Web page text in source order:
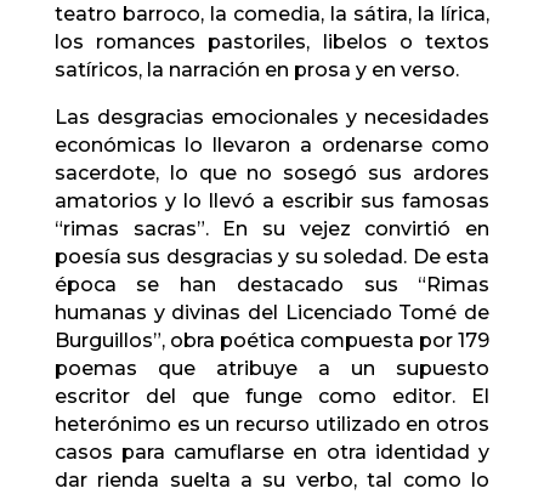
teatro barroco, la comedia, la sátira, la lírica,
los romances pastoriles, libelos o textos
satíricos, la narración en prosa y en verso.
Las desgracias emocionales y necesidades
económicas lo llevaron a ordenarse como
sacerdote, lo que no sosegó sus ardores
amatorios y lo llevó a escribir sus famosas
“rimas sacras”. En su vejez convirtió en
poesía sus desgracias y su soledad. De esta
época se han destacado sus “Rimas
humanas y divinas del Licenciado Tomé de
Burguillos”, obra poética compuesta por 179
poemas que atribuye a un supuesto
escritor del que funge como editor. El
heterónimo es un recurso utilizado en otros
casos para camuflarse en otra identidad y
dar rienda suelta a su verbo, tal como lo